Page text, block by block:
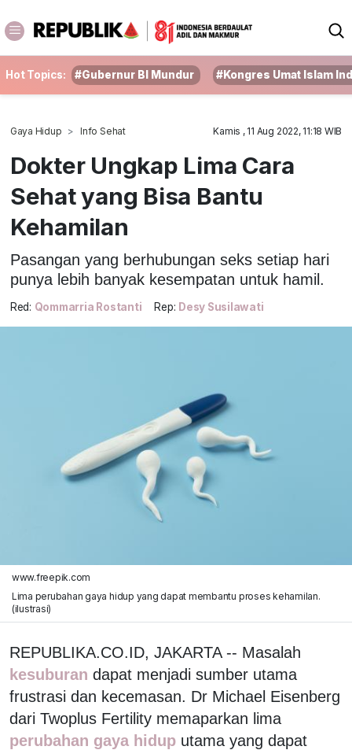
Hot Topics: #Gubernur BI Mundur #Kongres Umat Islam
Gaya Hidup Info Sehat Kamis , 11 Aug 2022, 11:18 WIB
Dokter Ungkap Lima Cara
Sehat yang Bisa Bantu
Kehamilan
Pasangan yang berhubungan seks setiap hari
punya lebih banyak kesempatan untuk hamil.
Red: Qommarria Rostanti Rep: Desy Susilawati
www.freepik.com
Lima perubahan gaya hidup yang dapat membantu proses kehamilan.
(ilustrasi)
REPUBLIKA.CO.ID, JAKARTA -- Masalah
kesuburan dapat menjadi sumber utama
frustrasi dan kecemasan. Dr Michael Eisenberg
dari Twoplus Fertility memaparkan lima
perubahan gaya hidup utama yang dapat